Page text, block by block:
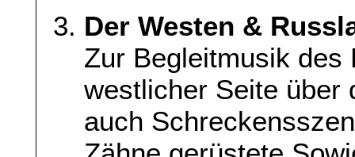
Der Westen &
Zur Begleitmusik des
westlicher Seite über
auch